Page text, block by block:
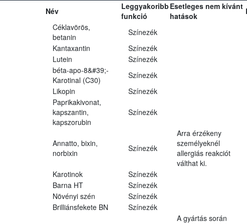
Név
Leggyakoribb
funkció
Esetleges nem kívánt
hatások
Céklavörös,
betanin
Színezék
Kantaxantin
Színezék
Lutein
Színezék
béta-apo-8&#39;-
Karotinal (C30)
Színezék
Likopin Színezék
Paprikakivonat,
kapszantin,
kapszorubin
Színezék
Annatto, bixin,
norbixin
Színezék
Arra érzékeny
személyeknél
allergiás reakciót
válthat ki.
Karotinok
Színezék
Barna HT
Színezék
Növényi szén
Színezék
Brilliánsfekete BN Színezék
A gyártás során